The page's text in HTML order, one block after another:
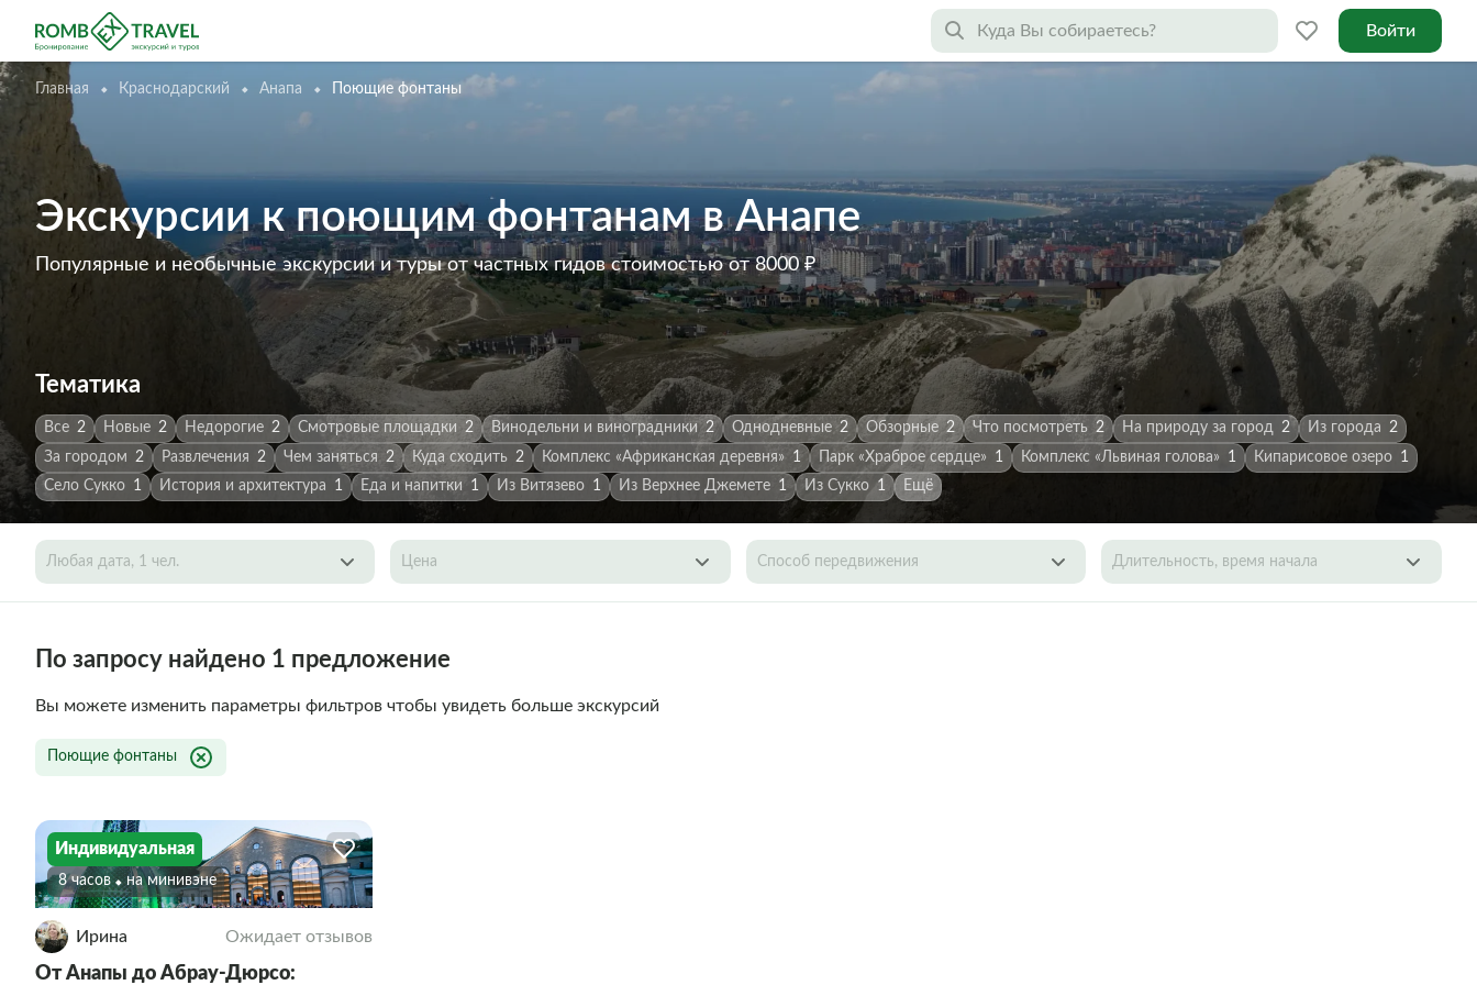
Войти
Главная Краснодарский Анапа Поющие фонтаны
Экскурсии к поющим фонтанам в Анапе
Популярные и необычные экскурсии и туры от частных гидовстоимостью от 8000 ₽
Тематика
Все 2 Новые 2 Недорогие 2 Смотровые площадки 2 Винодельни и виноградники 2 Однодневные 2 Обзорные 2 Что посмотреть 2 На природу за город 2 Из города 2
За городом
2 Развлечения 2 Чем заняться 2 Куда сходить 2 Комплекс «Африканская деревня» 1 Парк «Храброе сердце» 1 Комплекс «Львиная голова» 1 Кипарисовое озеро 1
Село Сукко 1 История и архитектура 1 Еда и напитки 1 Из Витязево 1 Из Верхнее Джемете 1 Из Сукко 1 Ещё
Любая дата, 1 чел. Цена Способ передвижения Длительность, время начала
По запросу найдено 1 предложение
Вы можете изменить параметры фильтров чтобы увидеть больше экскурсий
Поющие фонтаны
Индивидуальная
8 часов На минивэне
Ирина Ожидает отзывов
От Анапы до Абрау-Дюрсо: